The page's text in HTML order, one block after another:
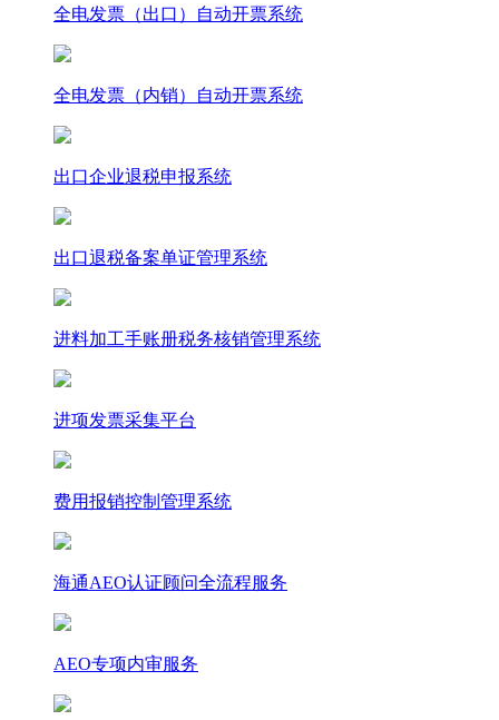
全电发票（出口）自动开票系统
全电发票（内销）自动开票系统
出口企业退税申报系统
出口退税备案单证管理系统
进料加工手账册税务核销管理系统
进项发票采集平台
费用报销控制管理系统
海通AEO认证顾问全流程服务
AEO专项内审服务